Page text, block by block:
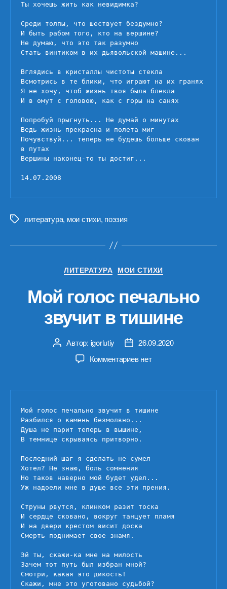
Ты хочешь жить как невидимка?
Среди толпы, что шествует бездумно?
И быть рабом того, кто на вершине?
Не думаю, что это так разумно
Стать винтиком в их дьявольской машине...
Вглядись в кристаллы чистоты стекла
Всмотрись в те блики, что играют на их гранях
Я не хочу, чтоб жизнь твоя была блекла
И в омут с головою, как с горы на санях
Попробуй прыгнуть... Не думай о минутах
Ведь жизнь прекрасна и полета миг
Почувствуй... теперь не будешь больше скован
в путах
Вершины наконец-то ты достиг...
14.07.2008
Меткилитература, мои стихи, поэзия
Рубрики
ЛИТЕРАТУРА МОИ СТИХИ
Мой голос печально
звучит в тишине
Автор
записи
Автор: igorlutiy
Дата26.09.2020
Комментариевк
голос
звучит
в
тишине
нет
Мой голос печально звучит в тишине
Разбился о камень безмолвно...
Душа не парит теперь в вышине,
В темнице скрываясь притворно.
Последний шаг я сделать не сумел
Хотел? Не знаю, боль сомнения
Но таков наверно мой будет удел...
Уж надоели мне в душе все эти прения.
Струны рвутся, клинком разит тоска
И сердце сковано, вокруг танцует пламя
И на двери крестом висит доска
Смерть поднимает свое знамя.
Эй ты, скажи-ка мне на милость
Зачем тот путь был избран мной?
Смотри, какая это дикость!
Скажи, мне это уготовано судьбой?